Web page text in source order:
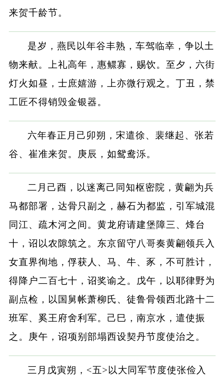
来贺千龄节。
是岁，燕民以年谷丰熟，车驾临幸，争以土
物来献。上礼高年，惠鳏寡，赐饮。至夕，六街
灯火如昼，士庶嬉游，上亦微行观之。丁丑，禁
工匠不得销毁金银器。
六年春正月己卯朔，宋遣徐、裴继起、张若
谷、崔准来贺。庚辰，如鸳鸯泺。
二月己酉，以迷离己同知枢密院，黄翩为兵
马都部署，达骨只副之，赫石为都监，引军城混
同江、疏木河之间。黄龙府请建堡障三、烽台
十，诏以农隙筑之。东京留守八哥奏黄翩领兵入
女直界徇地，俘获人、马、牛、豕，不可胜计，
得降户二百七十，诏奖谕之。戊午，以耶律野为
副点检，以国舅帐萧柳氏、徒鲁骨领西北路十二
班军、奚王府舍利军。己巳，南京水，遣使振
之。庚午，诏项别部塌西设契丹节度使治之。
三月戊寅朔，<五>以大同军节度使张俭入